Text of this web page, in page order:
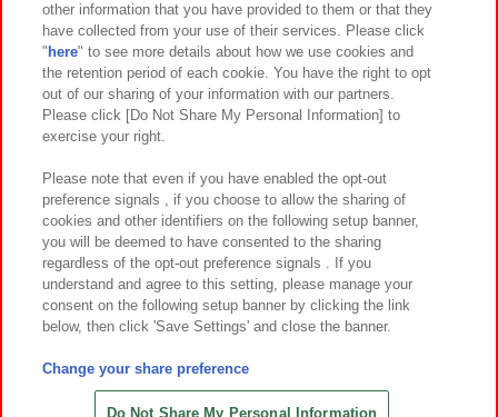
関連会社 サステナビリティ サイトポリシー
プライバシーポリシー ウェブアクセシビリティ方針と検証結果
お取引先さまとともに
カスタマーハラスメント対応方針 よくあるご質問・お問い合わせ
©Bandai Namco Amusement Inc.
©Bandai Namco Amusement Lab Inc.
©HANAYASHIKI Co., Ltd. All Rights Reserved.
other information that you have provided to them or that they
have collected from your use of their services. Please click
" here" to see more details about how we use cookies and
the retention period of each cookie. You have the right to opt
out of our sharing of your information with our partners.
Please click [Do Not Share My Personal Information] to
exercise your right.
Please note that even if you have enabled the opt-out
preference signals , if you choose to allow the sharing of
cookies and other identifiers on the following setup banner,
you will be deemed to have consented to the sharing
regardless of the opt-out preference signals . If you
understand and agree to this setting, please manage your
consent on the following setup banner by clicking the link
below, then click 'Save Settings' and close the banner.
Change your share preference
Do Not Share My Personal Information